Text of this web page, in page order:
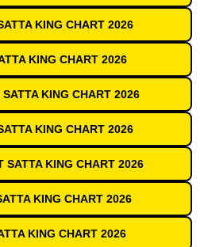
KING CHART 2026
KING CHART 2026
KING CHART 2026
KING CHART 2026
SATTA KING CHART 2026
KING CHART 2026
KING CHART 2026